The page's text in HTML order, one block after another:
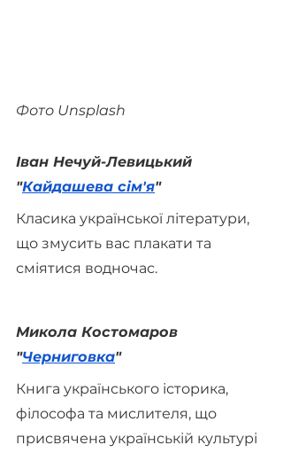
Фото Unsplash
Іван Нечуй-Левицький
"Кайдашева сім'я"
Класика української літератури,
що змусить вас плакати та
сміятися водночас.
Микола Костомаров
"Черниговка"
Книга українського історика,
філософа та мислителя, що
присвячена українській культурі